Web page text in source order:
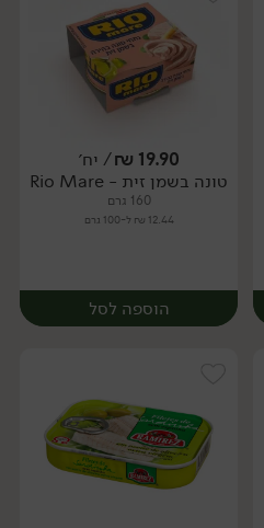
יח׳
19.90
₪/ יח׳
טונה בשמן זית - Rio Mare
160 גרם
12.44 ₪ ל-100 גרם
הוספה לסל